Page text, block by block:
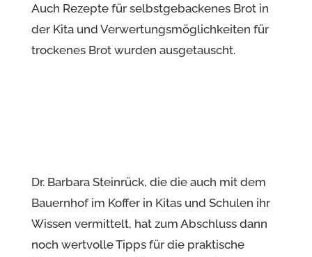
Auch Rezepte für selbstgebackenes Brot in
der Kita und Verwertungsmöglichkeiten für
trockenes Brot wurden ausgetauscht.
Dr. Barbara Steinrück, die die auch mit dem
Bauernhof im Koffer in Kitas und Schulen ihr
Wissen vermittelt, hat zum Abschluss dann
noch wertvolle Tipps für die praktische